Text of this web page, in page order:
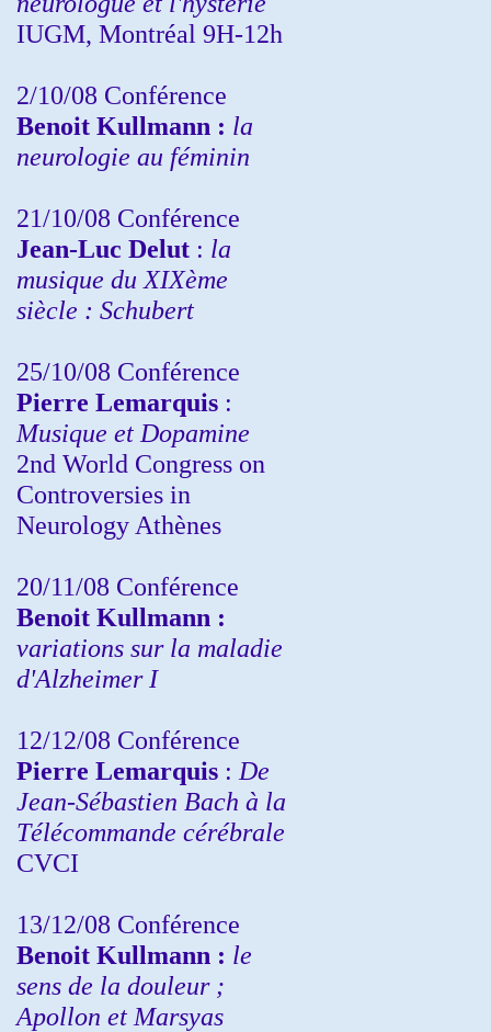
IUGM, Montréal 9H-12h
2/10/08 Conférence
Benoit Kullmann : la
neurologie au féminin
21/10/08 Conférence
Jean-Luc Delut : la
musique du XIXème
siècle : Schubert
25/10/08 Conférence
Pierre Lemarquis :
Musique et Dopamine
2nd World Congress on
Controversies in
Neurology Athènes
20/11/08 Conférence
Benoit Kullmann :
variations sur la maladie
d'Alzheimer I
12/12/08 Conférence
Pierre Lemarquis : De
Jean-Sébastien Bach à la
Télécommande cérébrale
CVCI
13/12/08 Conférence
Benoit Kullmann : le
sens de la douleur ;
Apollon et Marsyas